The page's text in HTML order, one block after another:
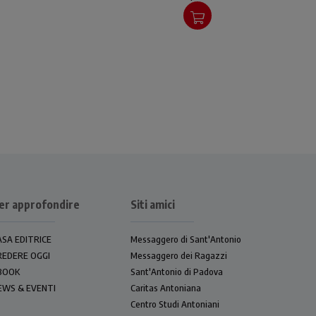
approfondire
EDITRICE
OGGI
& EVENTI
Siti amici
Messaggero di Sant'Antonio
Messaggero dei Ragazzi
Sant'Antonio di Padova
Caritas Antoniana
Centro Studi Antoniani